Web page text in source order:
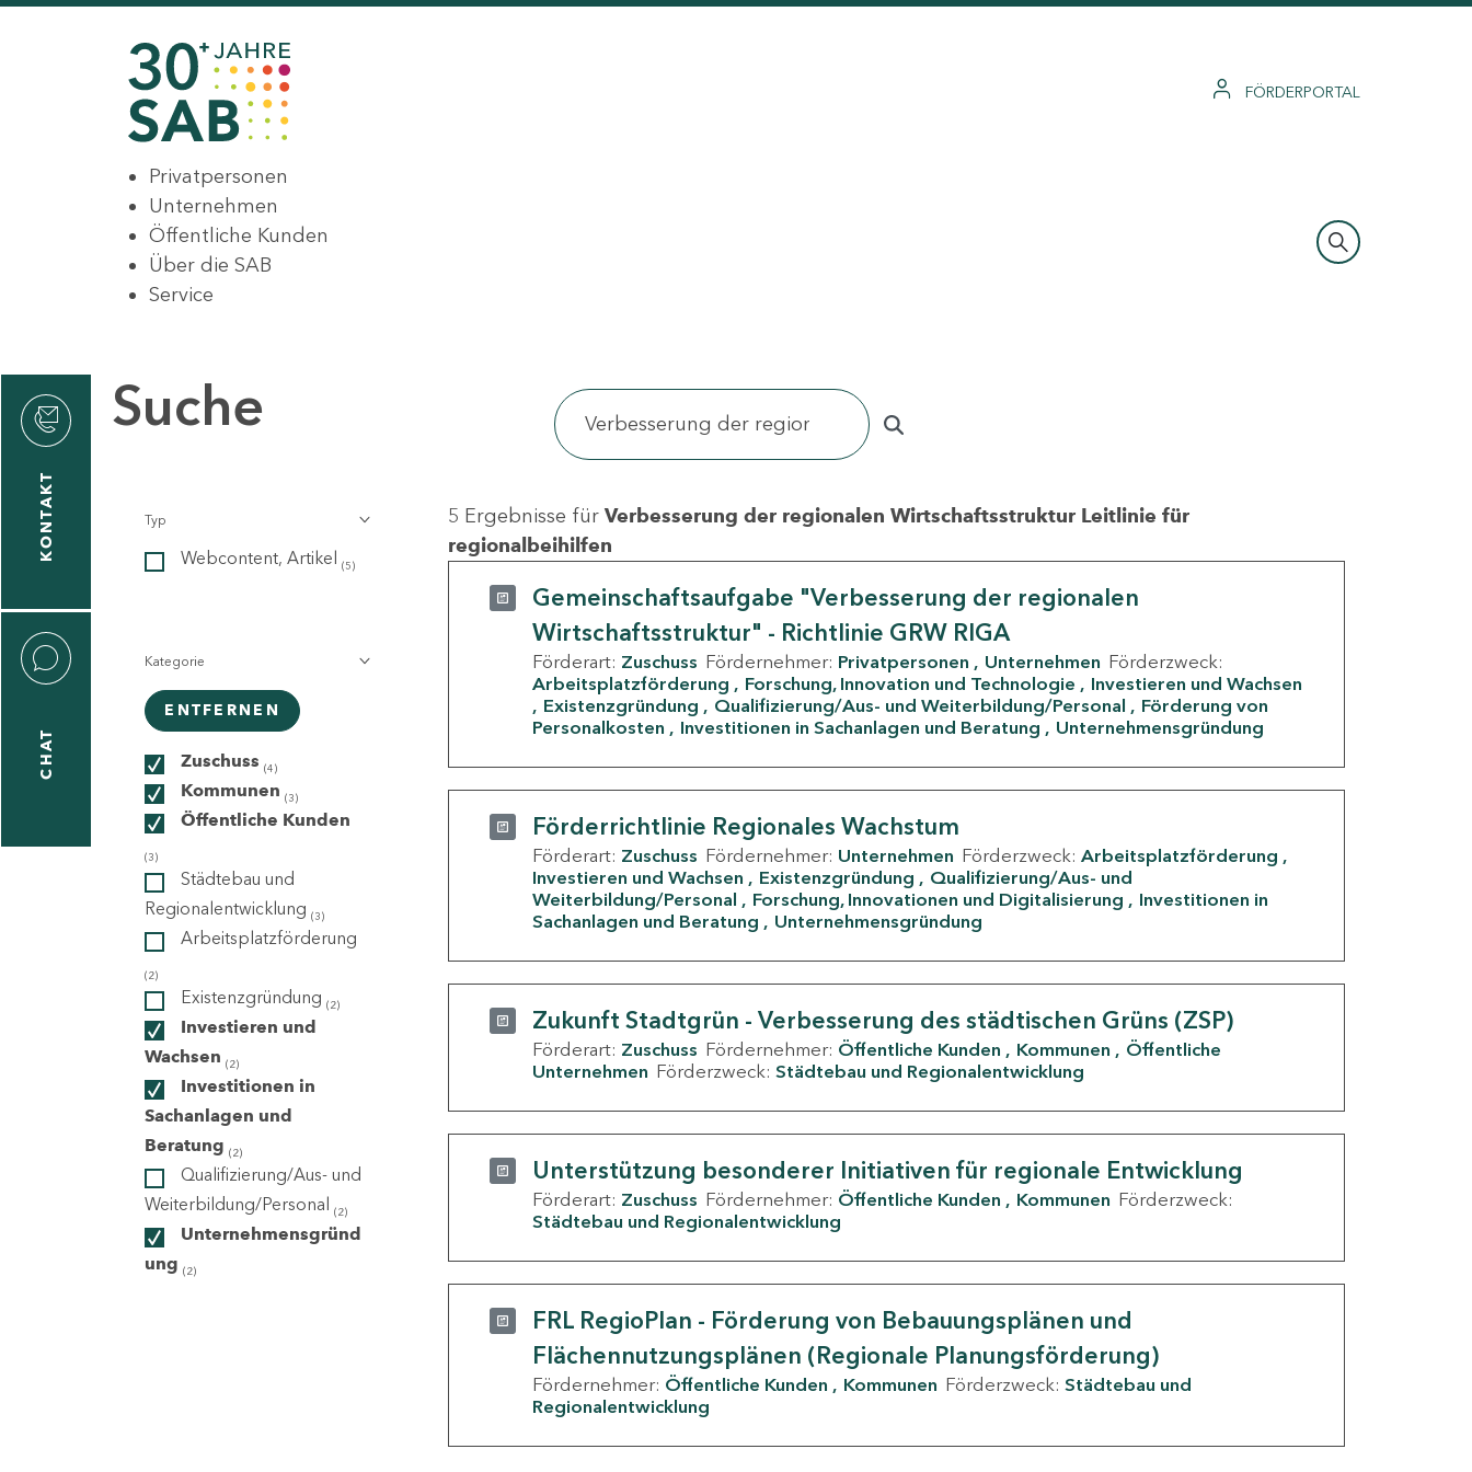
FÖRDERPORTAL
Privatpersonen
Unternehmen
Öffentliche Kunden
Über die SAB
Service
KONTAKT
CHAT
Suche
Typ
Webcontent, Artikel (5)
Kategorie
ENTFERNEN
Zuschuss (4)
Kommunen (3)
Öffentliche Kunden
(3)
Städtebau und
Regionalentwicklung (3)
Arbeitsplatzförderung
(2)
Existenzgründung (2)
Investieren und
Wachsen (2)
Investitionen in
Sachanlagen und
Beratung (2)
Qualifizierung/Aus- und
Weiterbildung/Personal (2)
Unternehmensgründ
ung (2)
5 Ergebnisse für Verbesserung der regionalen Wirtschaftsstruktur Leitlinie für
regionalbeihilfen
Gemeinschaftsaufgabe "Verbesserung der regionalen
Wirtschaftsstruktur" - Richtlinie GRW RIGA
Förderart: Zuschuss Fördernehmer: Privatpersonen Unternehmen Förderzweck:
Arbeitsplatzförderung
Forschung, Innovation und Technologie
Investieren und Wachsen
Existenzgründung
Qualifizierung/Aus- und Weiterbildung/Personal
Förderung von
Personalkosten
Investitionen in Sachanlagen und Beratung Unternehmensgründung
Förderrichtlinie Regionales Wachstum
Förderart: Zuschuss Fördernehmer: Unternehmen Förderzweck: Arbeitsplatzförderung
Investieren und Wachsen
Existenzgründung
Qualifizierung/Aus- und
Weiterbildung/Personal
Forschung, Innovationen und Digitalisierung
Investitionen in
Sachanlagen und Beratung
Unternehmensgründung
Zukunft Stadtgrün - Verbesserung des städtischen Grüns (ZSP)
Förderart: Zuschuss Fördernehmer: Öffentliche Kunden Kommunen
Öffentliche
Unternehmen Förderzweck: Städtebau und Regionalentwicklung
Unterstützung besonderer Initiativen für regionale Entwicklung
Förderart: Zuschuss Fördernehmer: Öffentliche Kunden Kommunen Förderzweck:
Städtebau und Regionalentwicklung
FRL RegioPlan - Förderung von Bebauungsplänen und
Flächennutzungsplänen (Regionale Planungsförderung)
Fördernehmer: Öffentliche Kunden Kommunen Förderzweck: Städtebau und
Regionalentwicklung